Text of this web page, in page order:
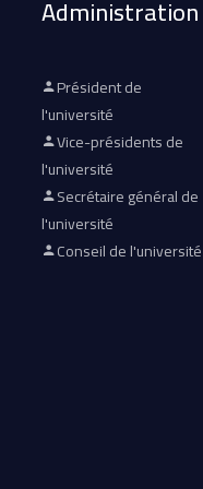
Administration
Président de
l'université
Vice-présidents de
l'université
Secrétaire général de
l'université
Conseil de l'université